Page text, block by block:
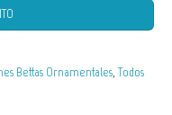
Bettas Ornamentales,Todos